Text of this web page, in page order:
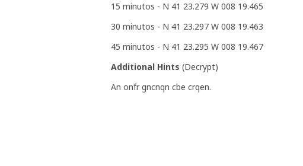
15 minutos - N 41 23.279 W 008 19.465
30 minutos - N 41 23.297 W 008 19.463
45 minutos - N 41 23.295 W 008 19.467
Additional Hints (Decrypt)
An onfr gncnqn cbe crqen.